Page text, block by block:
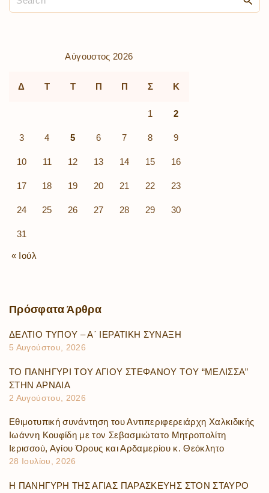
Αύγουστος 2026
Δ Τ Τ Π Π Σ Κ
1 2
3 4 5 6 7 8 9
10 11 12 13 14 15 16
17 18 19 20 21 22 23
24 25 26 27 28 29 30
31
« Ιούλ
Πρόσφατα Άρθρα
ΔΕΛΤΙΟ ΤΥΠΟΥ – Α΄ ΙΕΡΑΤΙΚΗ ΣΥΝΑΞΗ
5 Αυγούστου, 2026
ΤΟ ΠΑΝΗΓΥΡΙ ΤΟΥ ΑΓΙΟΥ ΣΤΕΦΑΝΟΥ ΤΟΥ “ΜΕΛΙΣΣΑ”
ΣΤΗΝ ΑΡΝΑΙΑ
2 Αυγούστου, 2026
Εθιμοτυπική συνάντηση του Αντιπεριφερειάρχη Χαλκιδικής
Ιωάννη Κουφίδη με τον Σεβασμιώτατο Μητροπολίτη
Ιερισσού, Αγίου Όρους και Αρδαμερίου κ. Θεόκλητο
28 Ιουλίου, 2026
Η ΠΑΝΗΓΥΡΗ ΤΗΣ ΑΓΙΑΣ ΠΑΡΑΣΚΕΥΗΣ ΣΤΟΝ ΣΤΑΥΡΟ